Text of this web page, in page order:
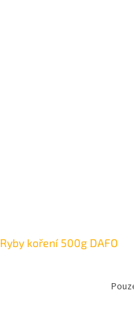
Ryby koření 500g DAFO